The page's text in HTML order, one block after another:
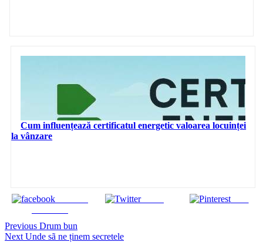
Cum influențează certificatul energetic valoarea locuinței
la vânzare
Tweet Save
Continue
Reading
Previous Drum bun
Next Unde sã ne ținem secretele